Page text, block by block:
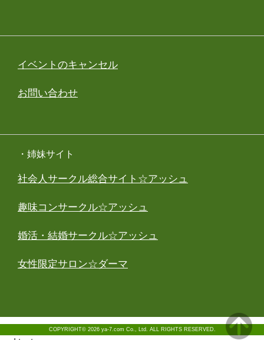
イベントのキャンセル
お問い合わせ
・姉妹サイト
社会人サークル総合サイト☆アッシュ
趣味コンサークル☆アッシュ
婚活・結婚サークル☆アッシュ
女性限定サロン☆ダーマ
COPYRIGHT© 2026 ya-7.com Co., Ltd. ALL RIGHTS RESERVED.